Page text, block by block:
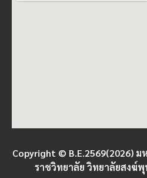
Copyright © B.E.2569(2026)
ราชวิทยาลัย วิทยาลัยสงฆ์